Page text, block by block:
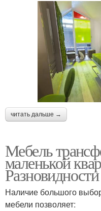
читать дальше →
Мебель
маленькой
Разновидности
Наличие большого
мебели позволяет: